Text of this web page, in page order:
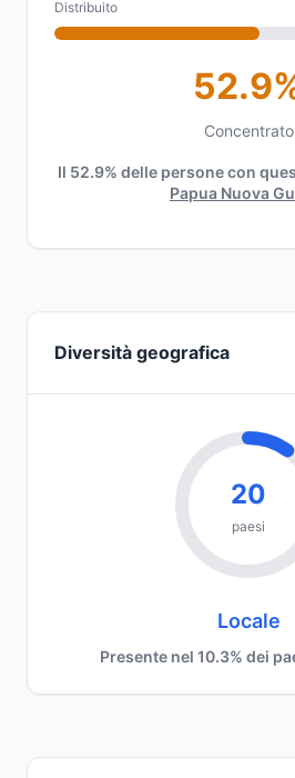
Distribuito
Concentrato
Il 52.9% delle persone con
Papua Nuova
Diversità geografica
20
paesi
Locale
Presente nel 10.3% dei